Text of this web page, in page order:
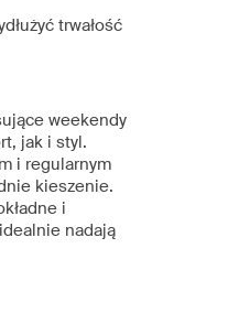
trwałość
weekendy
jak i styl.
i regularnym
kieszenie.
i
nadają